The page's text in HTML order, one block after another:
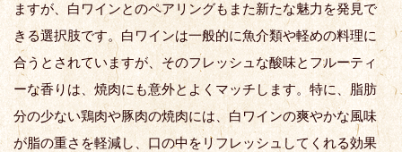
ますが、白ワインとのペアリングもまた新たな魅力を発見で
きる選択肢です。白ワインは一般的に魚介類や軽めの料理に
合うとされていますが、そのフレッシュな酸味とフルーティ
ーな香りは、焼肉にも意外とよくマッチします。特に、脂肪
分の少ない鶏肉や豚肉の焼肉には、白ワインの爽やかな風味
が脂の重さを軽減し、口の中をリフレッシュしてくれる効果